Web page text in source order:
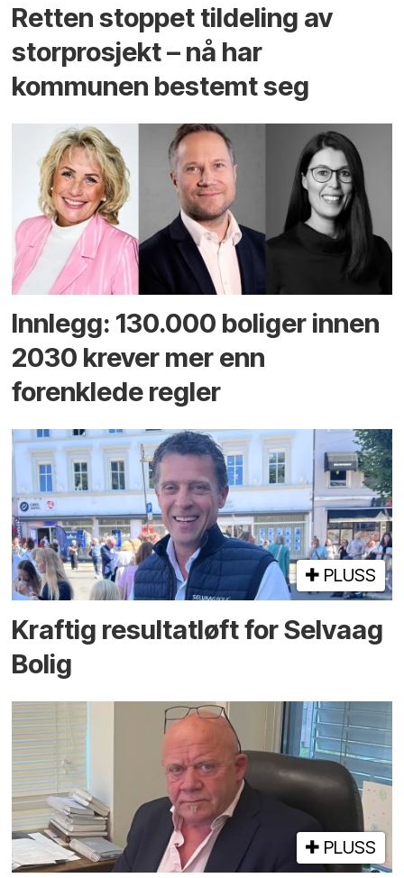
Retten stoppet tildeling av
storprosjekt – nå har
kommunen bestemt seg
Innlegg: 130.000 boliger innen
2030 krever mer enn
forenklede regler
PLUSS
Kraftig resultatløft for Selvaag
Bolig
PLUSS